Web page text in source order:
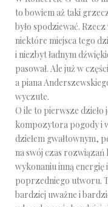
to bowiem aż taki
było spodziewać.
niektóre miejsca tego
i niezbyt ładnym
pasował. Ale już w
a piana
wyczute.
O ile to pierwsze dzieło
kompozytora pogody i
dziełem gwałtownym,
na swój czas rozwiązań
wykonaniu inną energię
poprzedniego utworu.
bardziej uważne i